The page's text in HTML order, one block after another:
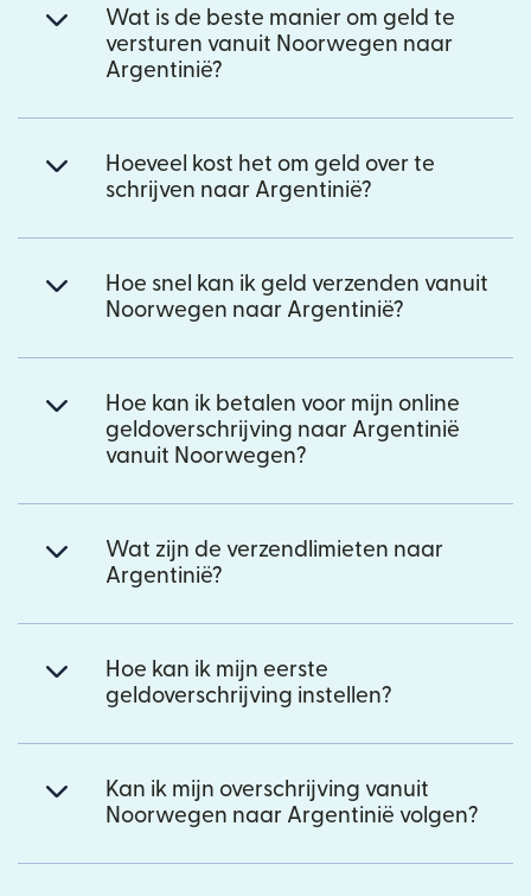
Wat is de beste manier om geld te
versturen vanuit Noorwegen naar
Argentinië?
Hoeveel kost het om geld over te
schrijven naar Argentinië?
Hoe snel kan ik geld verzenden vanuit
Noorwegen naar Argentinië?
Hoe kan ik betalen voor mijn online
geldoverschrijving naar Argentinië
vanuit Noorwegen?
Wat zijn de verzendlimieten naar
Argentinië?
Hoe kan ik mijn eerste
geldoverschrijving instellen?
Kan ik mijn overschrijving vanuit
Noorwegen naar Argentinië volgen?